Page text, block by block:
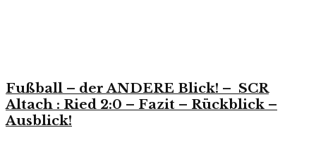
Fußball – der ANDERE Blick! – SCR
Altach : Ried 2:0 – Fazit – Rückblick –
Ausblick!